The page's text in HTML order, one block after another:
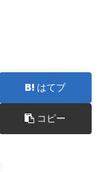
はてブ
コピー